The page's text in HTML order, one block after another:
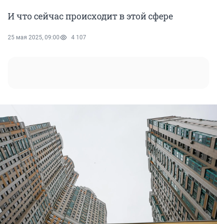
И что сейчас происходит в этой сфере
25 мая 2025, 09:00 4 107